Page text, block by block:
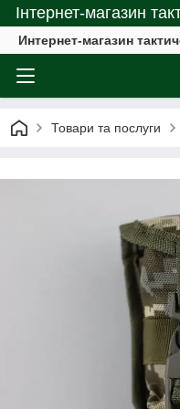
Інтернет-магазин
Интернет-магазин
Товари та послуги